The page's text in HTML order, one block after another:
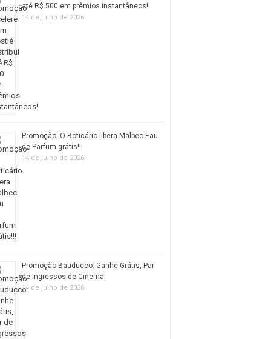
até R$ 500 em prêmios instantâneos!
14 de julho de 2026
Promoção- O Boticário libera Malbec Eau
de Parfum grátis!!!
14 de julho de 2026
Promoção Bauducco: Ganhe Grátis, Par
de Ingressos de Cinema!
14 de julho de 2026